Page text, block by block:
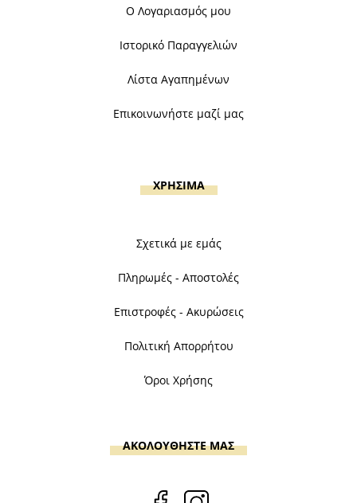
Ο Λογαριασμός μου
Ιστορικό Παραγγελιών
Λίστα Αγαπημένων
Επικοινωνήστε μαζί μας
ΧΡΗΣΙΜΑ
Σχετικά με εμάς
Πληρωμές - Αποστολές
Επιστροφές - Ακυρώσεις
Πολιτική Απορρήτου
Όροι Χρήσης
ΑΚΟΛΟΥΘΗΣΤΕ ΜΑΣ